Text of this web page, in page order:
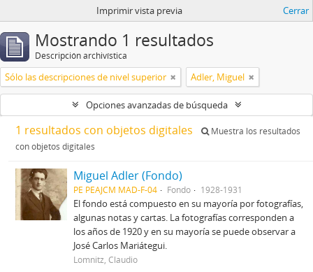
Imprimir vista previa Cerrar
Mostrando 1 resultados
Descripción archivística
Sólo las descripciones de nivel superior Adler, Miguel
Opciones avanzadas de búsqueda
1 resultados con objetos digitales
Muestra los resultados
con objetos digitales
Miguel Adler (Fondo)
PE PEAJCM MAD-F-04 Fondo 1928-1931
El fondo está compuesto en su mayoría por fotografías,
algunas notas y cartas. La fotografías corresponden a
los años de 1920 y en su mayoría se puede observar a
José Carlos Mariátegui.
Lomnitz, Claudio